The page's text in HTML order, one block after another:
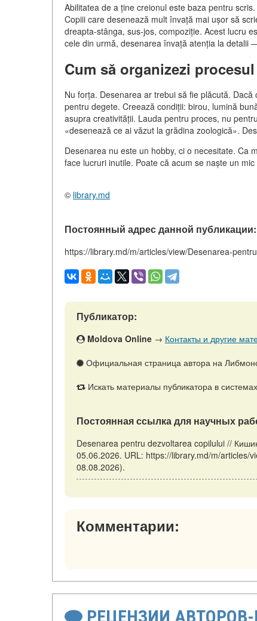
Abilitatea de a ține creionul este baza pentru
Copiii care desenează mult învață mai ușor să
dreapta-stânga, sus-jos, compoziție. Acest lucru
cele din urmă, desenarea învață atenția la detalii
Cum să organizezi procesul
Nu forța. Desenarea ar trebui să fie plăcută.
pentru degete. Creează condiții: birou, lumină
asupra creativității. Lauda pentru proces, nu
«desenează ce ai văzut la grădina zoologică».
Desenarea nu este un hobby, ci o necesitate. Ca
face lucruri inutile. Poate că acum se naște un
© library.md
Постоянный адрес данной публикации:
https://library.md/m/articles/view/Desenarea-
Публикатор:
Moldova Online → Контакты и другие
Официальная страница автора на
Искать материалы публикатора в
Постоянная ссылка для научных
Desenarea pentru dezvoltarea copilului //
05.06.2026. URL: https://library.md/m/articles/
08.08.2026).
Комментарии:
РЕЦЕНЗИИ